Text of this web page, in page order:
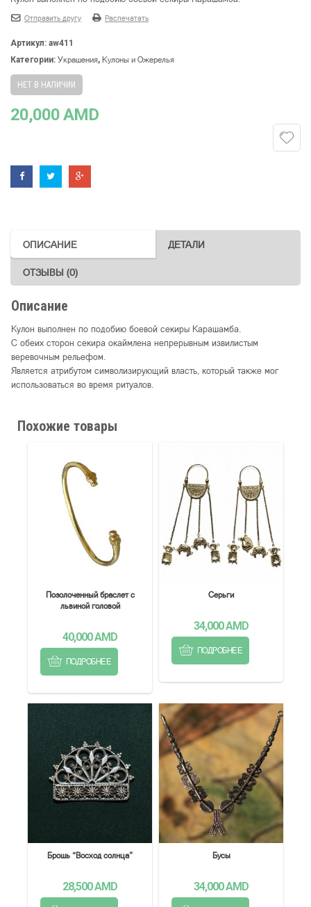
Отправить другу Распечатать
Артикул: aw411
Категории: Украшения, Кулоны и Ожерелья
НЕТ В НАЛИЧИИ
20,000AMD
ОПИСАНИЕ ДЕТАЛИ
ОТЗЫВЫ (0)
Описание
Кулон выполнен по подобию боевой секиры Карашамба.
С обеих сторон секира окаймлена непрерывным извилистым
веревочным рельефом.
Является атрибутом символизирующий власть, который также мог
использоваться во время ритуалов.
Похожие товары
Позолоченный браслет с
львиной головой
40,000AMD
ПОДРОБНЕЕ
Серьги
34,000AMD
ПОДРОБНЕЕ
Брошь “Восход солнца”
28,500AMD
Бусы
34,000AMD